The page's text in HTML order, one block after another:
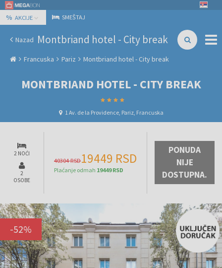
% AKCIJE SMEŠTAJ
Nazad Montbriand hotel - City break
Francuska Pariz Montbriand hotel - City break
MONTBRIAND HOTEL - CITY BREAK
1 Av. de la Providence, Pariz, Francuska
2 NOĆI
2
OSOBE
40304 RSD19449 RSD
Plaćanje odmah 19449 RSD
PONUDA
NIJE
DOSTUPNA.
-52%